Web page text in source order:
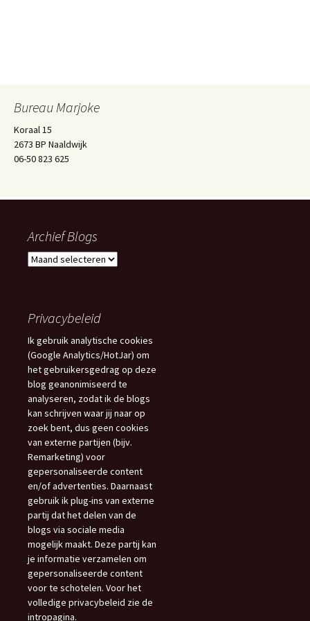
Bureau Marjoke
Koraal 15
2673 BP Naaldwijk
06-50 823 625
Archief Blogs
Archief
Privacybeleid
Ik gebruik analytische cookies
(Google Analytics/HotJar) om
het gebruikersgedrag op deze
blog geanonimiseerd te
analyseren, zodat ik de blogs
kan schrijven waar jij naar op
zoek bent, dus geen cookies
van externe partijen (bijv.
Remarketing) voor
gepersonaliseerde content
en/of advertenties. Daarnaast
gebruik ik plug-ins van externe
partij dat het delen van de
blogs via sociale media
mogelijk maakt. Deze partij kan
je informatie verzamelen om
gepersonaliseerde content
voor te schotelen. Voor het
volledige privacybeleid zie de
intropagina.